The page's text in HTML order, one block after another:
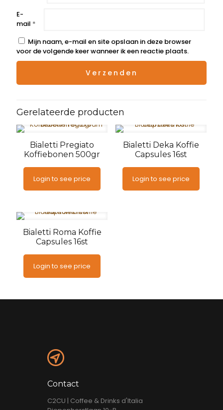
E-
mail *
Mijn naam, e-mail en site opslaan in deze browser
voor de volgende keer wanneer ik een reactie plaats.
Gerelateerde producten
Bialetti Pregiato
Koffiebonen 500gr
Login to see price
Bialetti Deka Koffie
Capsules 16st
Login to see price
Bialetti Roma Koffie
Capsules 16st
Login to see price
Contact
C2CU | Coffee & Drinks d'Italia